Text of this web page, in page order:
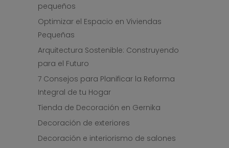
pequeños
Optimizar el Espacio en Viviendas
Pequeñas
Arquitectura Sostenible: Construyendo
para el Futuro
7 Consejos para Planificar la Reforma
Integral de tu Hogar
Tienda de Decoración en Gernika
Decoración de exteriores
Decoración e interiorismo de salones